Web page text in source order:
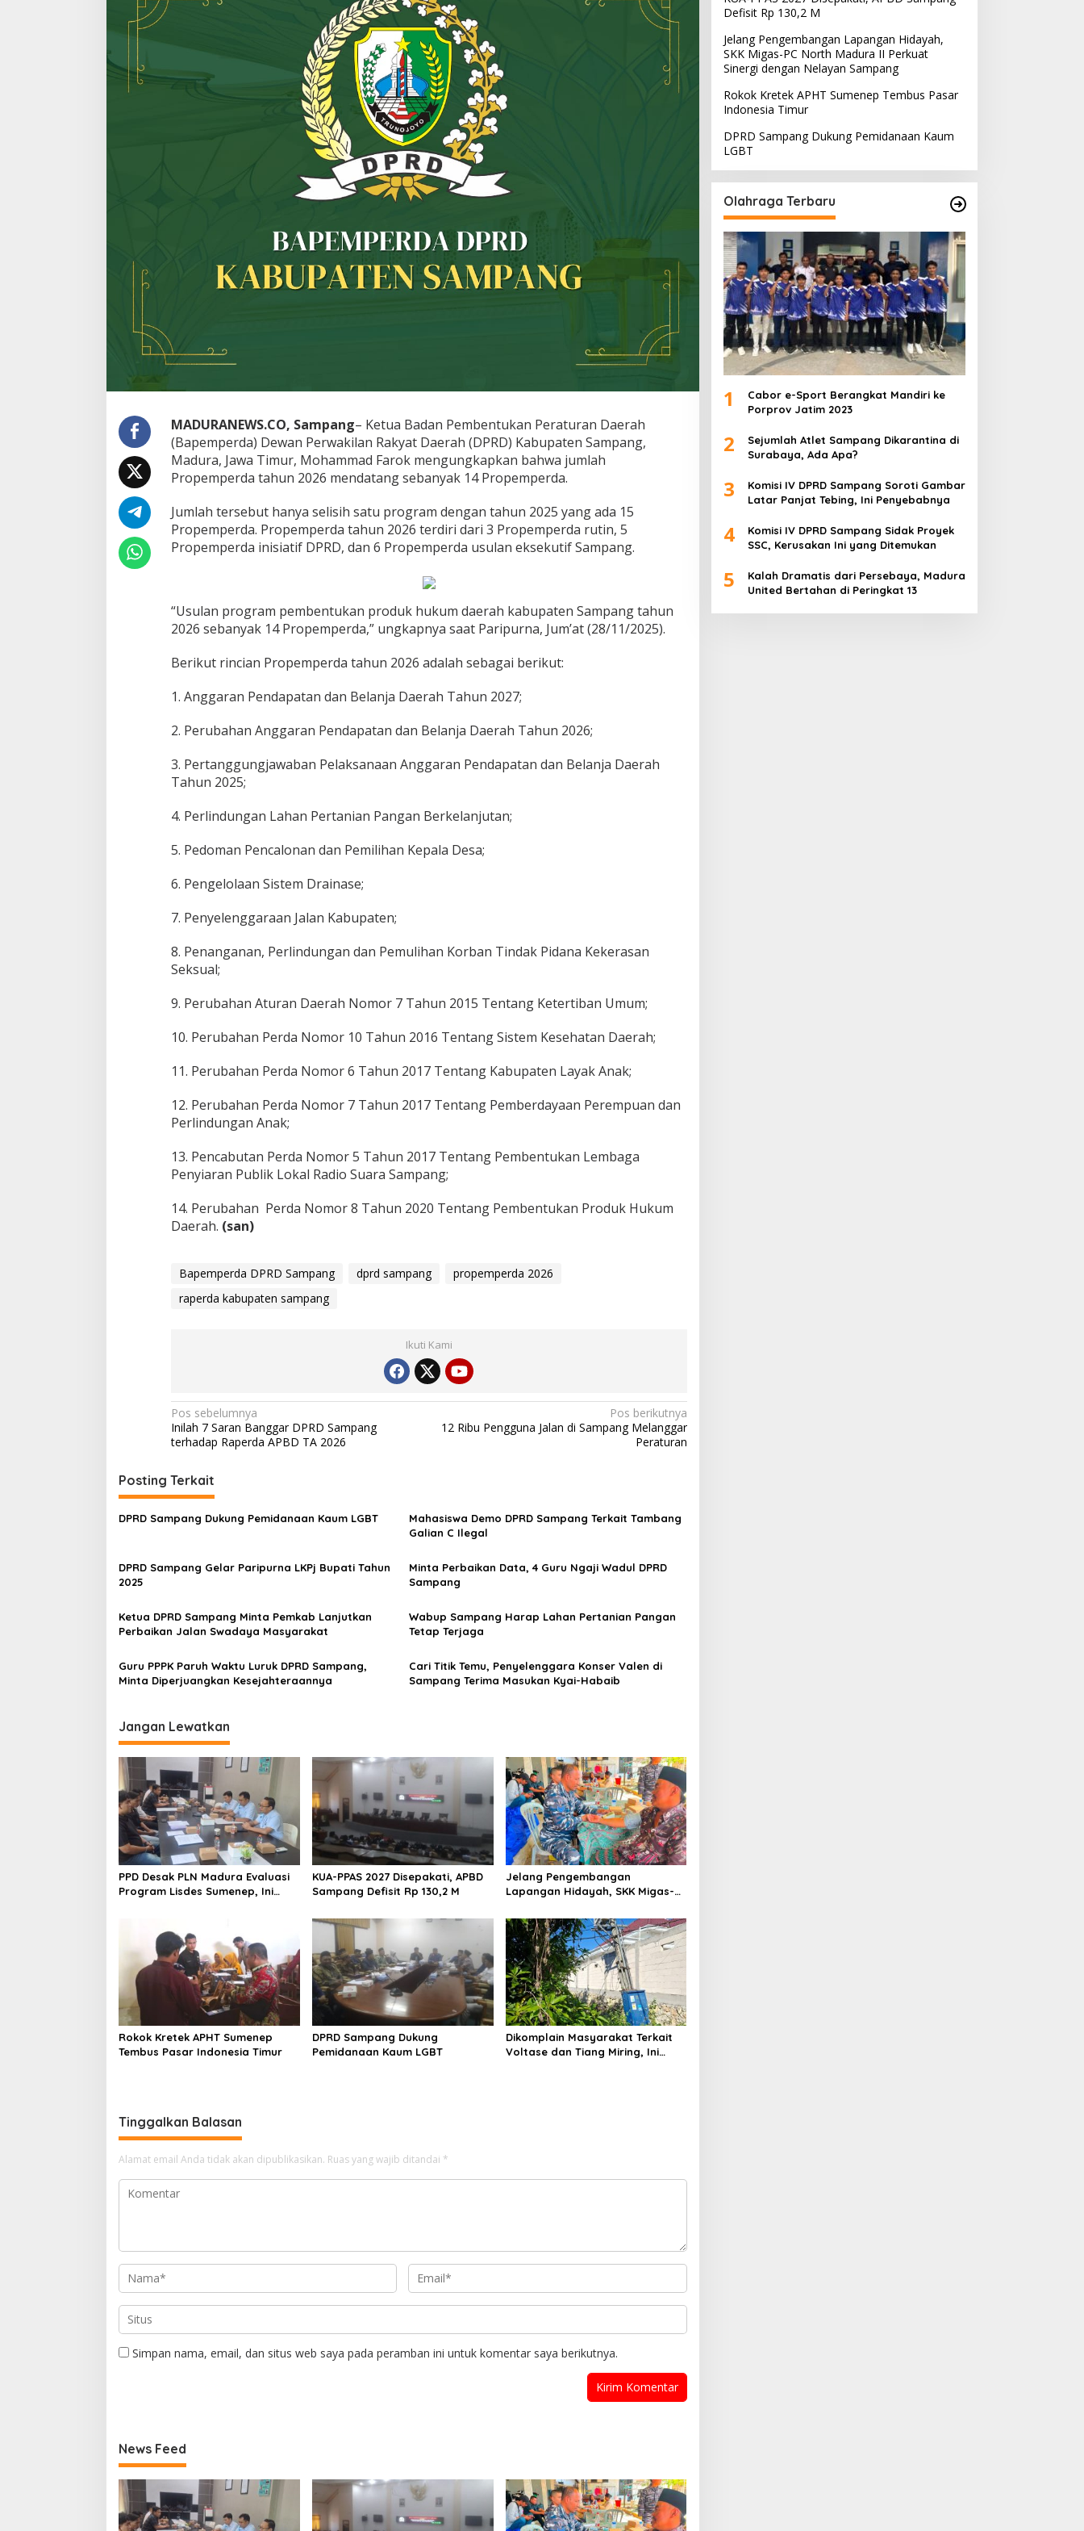
MADURANEWS.CO, Sampang– Ketua Badan Pembentukan Peraturan Daerah
(Bapemperda) Dewan Perwakilan Rakyat Daerah (DPRD) Kabupaten Sampang,
Madura, Jawa Timur, Mohammad Farok mengungkapkan bahwa jumlah
Propemperda tahun 2026 mendatang sebanyak 14 Propemperda.
Jumlah tersebut hanya selisih satu program dengan tahun 2025 yang ada 15
Propemperda. Propemperda tahun 2026 terdiri dari 3 Propemperda rutin, 5
Propemperda inisiatif DPRD, dan 6 Propemperda usulan eksekutif Sampang.
“Usulan program pembentukan produk hukum daerah kabupaten Sampang tahun
2026 sebanyak 14 Propemperda,” ungkapnya saat Paripurna, Jum’at (28/11/2025).
Berikut rincian Propemperda tahun 2026 adalah sebagai berikut:
1. Anggaran Pendapatan dan Belanja Daerah Tahun 2027;
2. Perubahan Anggaran Pendapatan dan Belanja Daerah Tahun 2026;
3. Pertanggungjawaban Pelaksanaan Anggaran Pendapatan dan Belanja Daerah
Tahun 2025;
4. Perlindungan Lahan Pertanian Pangan Berkelanjutan;
5. Pedoman Pencalonan dan Pemilihan Kepala Desa;
6. Pengelolaan Sistem Drainase;
7. Penyelenggaraan Jalan Kabupaten;
8. Penanganan, Perlindungan dan Pemulihan Korban Tindak Pidana Kekerasan
Seksual;
9. Perubahan Aturan Daerah Nomor 7 Tahun 2015 Tentang Ketertiban Umum;
10. Perubahan Perda Nomor 10 Tahun 2016 Tentang Sistem Kesehatan Daerah;
11. Perubahan Perda Nomor 6 Tahun 2017 Tentang Kabupaten Layak Anak;
12. Perubahan Perda Nomor 7 Tahun 2017 Tentang Pemberdayaan Perempuan dan
Perlindungan Anak;
13. Pencabutan Perda Nomor 5 Tahun 2017 Tentang Pembentukan Lembaga
Penyiaran Publik Lokal Radio Suara Sampang;
14. Perubahan Perda Nomor 8 Tahun 2020 Tentang Pembentukan Produk Hukum
Daerah. (san)
Bapemperda DPRD Sampang dprd sampang
propemperda 2026
raperda kabupaten sampang
Ikuti Kami
Navigasi
pos
Pos sebelumnya
Inilah 7 Saran Banggar DPRD Sampang
terhadap Raperda APBD TA 2026
Pos berikutnya
12 Ribu Pengguna Jalan di Sampang Melanggar
Peraturan
Posting Terkait
DPRD Sampang Dukung Pemidanaan Kaum LGBT
Mahasiswa Demo DPRD Sampang Terkait Tambang
Galian C Ilegal
DPRD Sampang Gelar Paripurna LKPj Bupati Tahun
2025
Minta Perbaikan Data, 4 Guru Ngaji Wadul DPRD
Sampang
Ketua DPRD Sampang Minta Pemkab Lanjutkan
Perbaikan Jalan Swadaya Masyarakat
Wabup Sampang Harap Lahan Pertanian Pangan
Tetap Terjaga
Guru PPPK Paruh Waktu Luruk DPRD Sampang,
Minta Diperjuangkan Kesejahteraannya
Cari Titik Temu, Penyelenggara Konser Valen di
Sampang Terima Masukan Kyai-Habaib
Jangan Lewatkan
PPD Desak PLN Madura Evaluasi
Program Lisdes Sumenep, Ini
KUA-PPAS 2027 Disepakati, APBD
Sampang Defisit Rp 130,2 M
Jelang Pengembangan
Lapangan Hidayah, SKK Migas-
Sinergi dengan Nelayan
Sampang
Rokok Kretek APHT Sumenep
Tembus Pasar Indonesia Timur
DPRD Sampang Dukung
Pemidanaan Kaum LGBT
Dikomplain Masyarakat Terkait
Voltase dan Tiang Miring, Ini
Tinggalkan Balasan
Alamat email Anda tidak akan dipublikasikan. Ruas yang wajib ditandai *
Simpan nama, email, dan situs web saya pada peramban ini untuk komentar saya berikutnya.
News Feed
Defisit Rp 130,2 M
Jelang Pengembangan Lapangan Hidayah,
SKK Migas-PC North Madura II Perkuat
Sinergi dengan Nelayan Sampang
Rokok Kretek APHT Sumenep Tembus Pasar
Indonesia Timur
DPRD Sampang Dukung Pemidanaan Kaum
LGBT
Olahraga Terbaru
1
Cabor e-Sport Berangkat Mandiri ke
Porprov Jatim 2023
2
Sejumlah Atlet Sampang Dikarantina di
Surabaya, Ada Apa?
3
Komisi IV DPRD Sampang Soroti Gambar
Latar Panjat Tebing, Ini Penyebabnya
4
Komisi IV DPRD Sampang Sidak Proyek
SSC, Kerusakan Ini yang Ditemukan
5
Kalah Dramatis dari Persebaya, Madura
United Bertahan di Peringkat 13